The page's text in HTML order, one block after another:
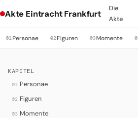
Akte Eintracht Frankfurt
Die
Akte
01Personae 02Figuren 03Momente
KAPITEL
01 Personae
02 Figuren
03 Momente